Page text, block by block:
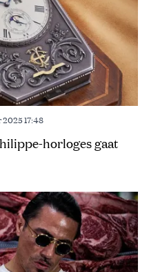
17:48
horloges gaat